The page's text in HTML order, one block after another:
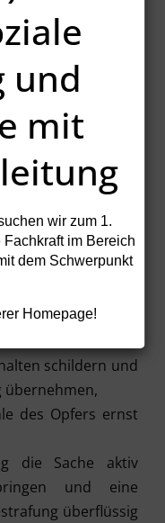
Tat (entstandene
Ärger, Empörung
Schäden
mitzuwirken, wie
soll
Ärger und
vermeiden.
schildern und
übernehmen,
des Opfers ernst
die Sache aktiv
und eine
überflüssig
und
mit
wir zum 1.
im Bereich
dem Schwerpunkt
Homepage!